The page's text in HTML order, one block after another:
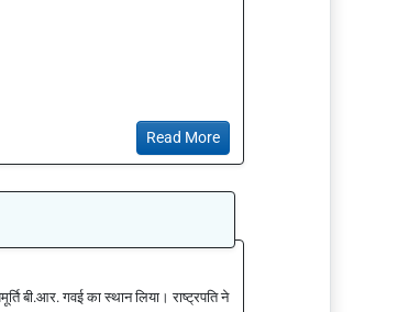
Read More
बी.आर. गवई का स्थान लिया। राष्ट्रपति ने